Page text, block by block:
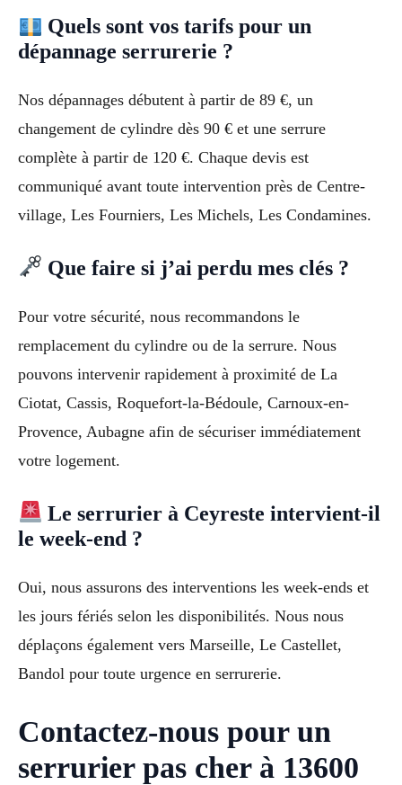
Quels sont vos tarifs pour un
dépannage serrurerie ?
Nos dépannages débutent à partir de 89 €, un
changement de cylindre dès 90 € et une serrure
complète à partir de 120 €. Chaque devis est
communiqué avant toute intervention près de Centre-
village, Les Fourniers, Les Michels, Les Condamines.
Que faire si j’ai perdu mes clés ?
Pour votre sécurité, nous recommandons le
remplacement du cylindre ou de la serrure. Nous
pouvons intervenir rapidement à proximité de La
Ciotat, Cassis, Roquefort-la-Bédoule, Carnoux-en-
Provence, Aubagne afin de sécuriser immédiatement
votre logement.
Le serrurier à Ceyreste intervient-il
le week-end ?
Oui, nous assurons des interventions les week-ends et
les jours fériés selon les disponibilités. Nous nous
déplaçons également vers Marseille, Le Castellet,
Bandol pour toute urgence en serrurerie.
Contactez-nous pour un
serrurier pas cher à 13600